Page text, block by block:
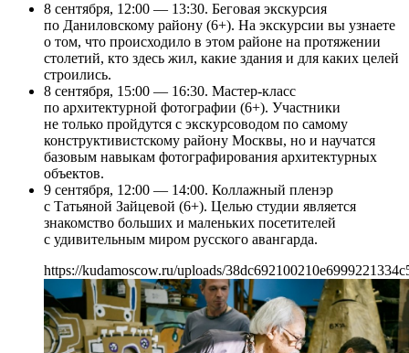
8 сентября, 12:00 — 13:30. Беговая экскурсия
по Даниловскому району (6+). На экскурсии вы узнаете
о том, что происходило в этом районе на протяжении
столетий, кто здесь жил, какие здания и для каких целей
строились.
8 сентября, 15:00 — 16:30. Мастер-класс
по архитектурной фотографии (6+). Участники
не только пройдутся с экскурсоводом по самому
конструктивистскому району Москвы, но и научатся
базовым навыкам фотографирования архитектурных
объектов.
9 сентября, 12:00 — 14:00. Коллажный пленэр
с Татьяной Зайцевой (6+). Целью студии является
знакомство больших и маленьких посетителей
с удивительным миром русского авангарда.
https://kudamoscow.ru/uploads/